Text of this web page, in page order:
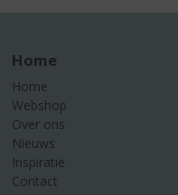
Home
Home
Webshop
Over ons
Nieuws
Inspiratie
Contact